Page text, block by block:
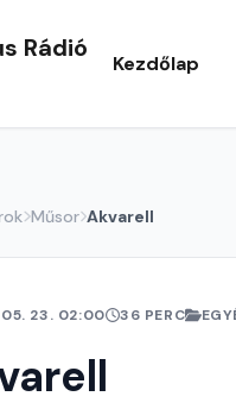
Rádió
Kezdőlap
Műsor Akvarell
23. 02:00 36 PERC